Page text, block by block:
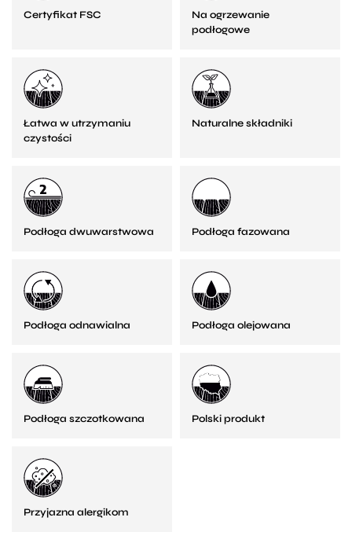
Certyfikat FSC
Na ogrzewanie
podłogowe
Łatwa w utrzymaniu
czystości
Naturalne składniki
Podłoga dwuwarstwowa Podłoga fazowana
Podłoga odnawialna Podłoga olejowana
Podłoga szczotkowana Polski produkt
Przyjazna alergikom